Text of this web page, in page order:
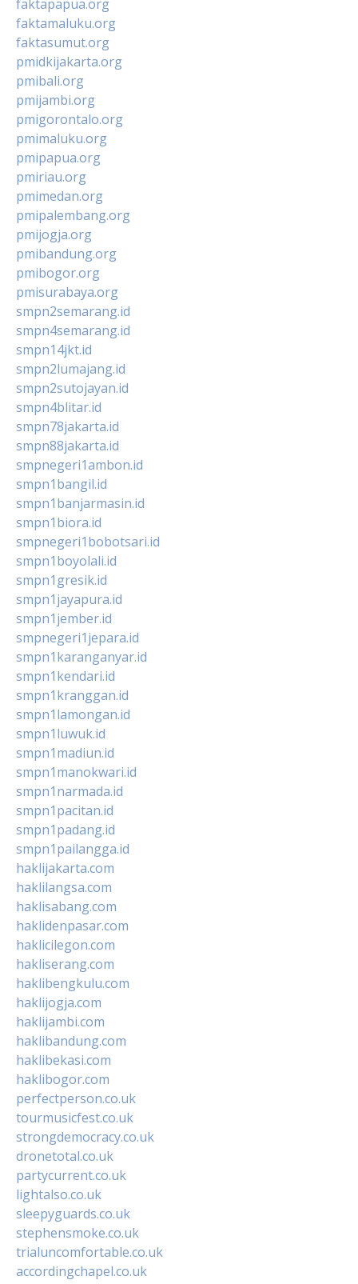
faktapapua.org
faktamaluku.org
faktasumut.org
pmidkijakarta.org
pmibali.org
pmijambi.org
pmigorontalo.org
pmimaluku.org
pmipapua.org
pmiriau.org
pmimedan.org
pmipalembang.org
pmijogja.org
pmibandung.org
pmibogor.org
pmisurabaya.org
smpn2semarang.id
smpn4semarang.id
smpn14jkt.id
smpn2lumajang.id
smpn2sutojayan.id
smpn4blitar.id
smpn78jakarta.id
smpn88jakarta.id
smpnegeri1ambon.id
smpn1bangil.id
smpn1banjarmasin.id
smpn1biora.id
smpnegeri1bobotsari.id
smpn1boyolali.id
smpn1gresik.id
smpn1jayapura.id
smpn1jember.id
smpnegeri1jepara.id
smpn1karanganyar.id
smpn1kendari.id
smpn1kranggan.id
smpn1lamongan.id
smpn1luwuk.id
smpn1madiun.id
smpn1manokwari.id
smpn1narmada.id
smpn1pacitan.id
smpn1padang.id
smpn1pailangga.id
haklijakarta.com
haklilangsa.com
haklisabang.com
haklidenpasar.com
haklicilegon.com
hakliserang.com
haklibengkulu.com
haklijogja.com
haklijambi.com
haklibandung.com
haklibekasi.com
haklibogor.com
perfectperson.co.uk
tourmusicfest.co.uk
strongdemocracy.co.uk
dronetotal.co.uk
partycurrent.co.uk
lightalso.co.uk
sleepyguards.co.uk
stephensmoke.co.uk
trialuncomfortable.co.uk
accordingchapel.co.uk